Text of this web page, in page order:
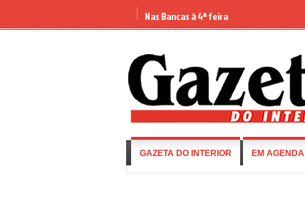
Nas Bancas à 4ª feira
GAZETA DO INTERIOR EM AGENDA